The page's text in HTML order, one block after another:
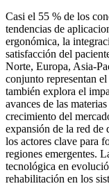
Casi el 55 % de los
tendencias de
ergonómica, la
satisfacción del
Norte, Europa, Asia-
conjunto representan
también explora el
avances de las
crecimiento del
expansión de la red de
los actores clave para
regiones emergentes.
tecnológica en
rehabilitación en los